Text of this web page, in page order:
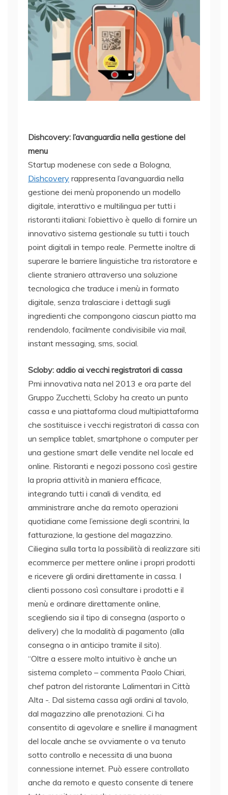
Dishcovery: l’avanguardia nella gestione del
menu
Startup modenese con sede a Bologna,
Dishcovery rappresenta l’avanguardia nella
gestione dei menù proponendo un modello
digitale, interattivo e multilingua per tutti i
ristoranti italiani: l’obiettivo è quello di fornire un
innovativo sistema gestionale su tutti i touch
point digitali in tempo reale. Permette inoltre di
superare le barriere linguistiche tra ristoratore e
cliente straniero attraverso una soluzione
tecnologica che traduce i menù in formato
digitale, senza tralasciare i dettagli sugli
ingredienti che compongono ciascun piatto ma
rendendolo, facilmente condivisibile via mail,
instant messaging, sms, social.
Scloby: addio ai vecchi registratori di cassa
Pmi innovativa nata nel 2013 e ora parte del
Gruppo Zucchetti, Scloby ha creato un punto
cassa e una piattaforma cloud multipiattaforma
che sostituisce i vecchi registratori di cassa con
un semplice tablet, smartphone o computer per
una gestione smart delle vendite nel locale ed
online. Ristoranti e negozi possono così gestire
la propria attività in maniera efficace,
integrando tutti i canali di vendita, ed
amministrare anche da remoto operazioni
quotidiane come l’emissione degli scontrini, la
fatturazione, la gestione del magazzino.
Ciliegina sulla torta la possibilità di realizzare siti
ecommerce per mettere online i propri prodotti
e ricevere gli ordini direttamente in cassa. I
clienti possono così consultare i prodotti e il
menù e ordinare direttamente online,
scegliendo sia il tipo di consegna (asporto o
delivery) che la modalità di pagamento (alla
consegna o in anticipo tramite il sito).
“Oltre a essere molto intuitivo è anche un
sistema completo – commenta Paolo Chiari,
chef patron del ristorante Lalimentari in Città
Alta -. Dal sistema cassa agli ordini al tavolo,
dal magazzino alle prenotazioni. Ci ha
consentito di agevolare e snellire il managment
del locale anche se ovviamente o va tenuto
sotto controllo e necessita di una buona
connessione internet. Può essere controllato
anche da remoto e questo consente di tenere